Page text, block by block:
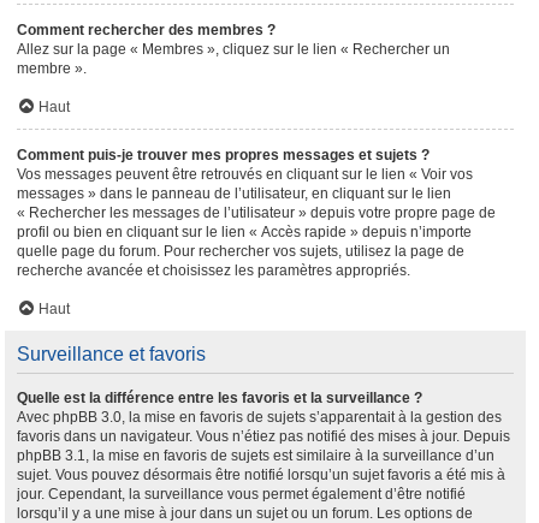
Comment rechercher des membres ?
Allez sur la page « Membres », cliquez sur le lien « Rechercher un
membre ».
Haut
Comment puis-je trouver mes propres messages et sujets ?
Vos messages peuvent être retrouvés en cliquant sur le lien « Voir vos
messages » dans le panneau de l’utilisateur, en cliquant sur le lien
« Rechercher les messages de l’utilisateur » depuis votre propre page de
profil ou bien en cliquant sur le lien « Accès rapide » depuis n’importe
quelle page du forum. Pour rechercher vos sujets, utilisez la page de
recherche avancée et choisissez les paramètres appropriés.
Haut
Surveillance et favoris
Quelle est la différence entre les favoris et la surveillance ?
Avec phpBB 3.0, la mise en favoris de sujets s’apparentait à la gestion des
favoris dans un navigateur. Vous n’étiez pas notifié des mises à jour. Depuis
phpBB 3.1, la mise en favoris de sujets est similaire à la surveillance d’un
sujet. Vous pouvez désormais être notifié lorsqu’un sujet favoris a été mis à
jour. Cependant, la surveillance vous permet également d’être notifié
lorsqu’il y a une mise à jour dans un sujet ou un forum. Les options de